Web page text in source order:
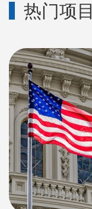
热门项目